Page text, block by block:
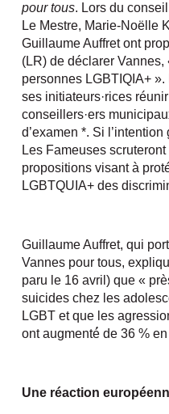
pour tous. Lors du
Le Mestre, Marie-Noëlle
Guillaume Auffret ont
(LR) de déclarer
personnes LGBTIQIA+
ses initiateurs·rices
conseillers·ers
d’examen *. Si
Les Fameuses
propositions visant à
LGBTQUIA+ des
Guillaume Auffret, qui
Vannes pour tous,
paru le 16 avril) que «
suicides chez les
LGBT et que les
ont augmenté́ de 36 %
Une réaction